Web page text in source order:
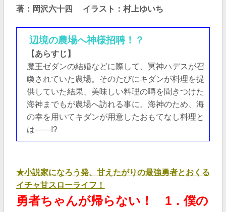
著：岡沢六十四 イラスト：村上ゆいち
辺境の農場へ神様招聘！？
【あらすじ】
魔王ゼダンの結婚などに際して、冥神ハデスが召
喚されていた農場。そのたびにキダンが料理を提
供していた結果、美味しい料理の噂を聞きつけた
海神までもが農場へ訪れる事に。海神のため、海
の幸を用いてキダンが用意したおもてなし料理と
は――!?
★小説家になろう発、甘えたがりの最強勇者とおくる
イチャ甘スローライフ！
勇者ちゃんが帰らない！ 1．僕の